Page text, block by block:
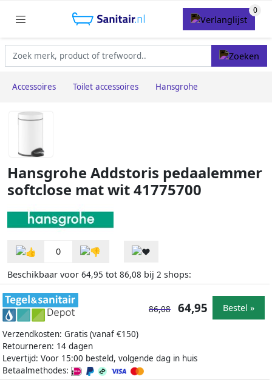
Accessoires Toilet accessoires Hansgrohe
Hansgrohe Addstoris pedaalemmer
softclose mat wit 41775700
0
Beschikbaar voor 64,95 tot 86,08 bij 2 shops:
Verzendkosten: Gratis (vanaf €150)
Retourneren: 14 dagen
Levertijd: Voor 15:00 besteld, volgende dag in huis
Betaalmethodes:
86,08 64,95 Bestel »